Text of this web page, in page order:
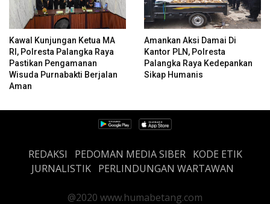
Kawal Kunjungan Ketua MA
RI, Polresta Palangka Raya
Pastikan Pengamanan
Wisuda Purnabakti Berjalan
Aman
Amankan Aksi Damai Di
Kantor PLN, Polresta
Palangka Raya Kedepankan
Sikap Humanis
REDAKSI PEDOMAN MEDIA SIBER
KODE ETIK
JURNALISTIK PERLINDUNGAN WARTAWAN
@2020 www.humabetang.com